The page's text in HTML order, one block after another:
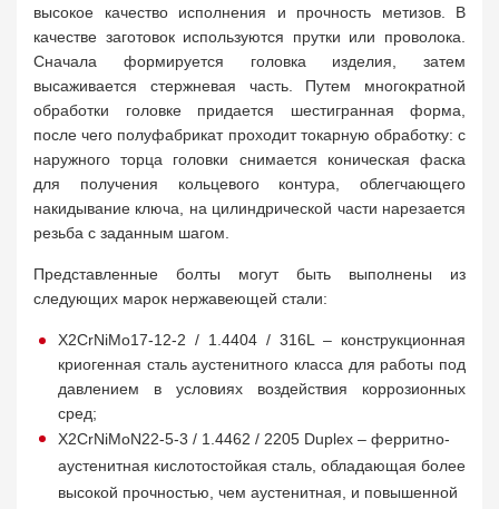
высокое качество исполнения и прочность метизов. В
качестве заготовок используются прутки или проволока.
Сначала формируется головка изделия, затем
высаживается стержневая часть. Путем многократной
обработки головке придается шестигранная форма,
после чего полуфабрикат проходит токарную обработку: с
наружного торца головки снимается коническая фаска
для получения кольцевого контура, облегчающего
накидывание ключа, на цилиндрической части нарезается
резьба с заданным шагом.
Представленные болты могут быть выполнены из
следующих марок нержавеющей стали:
X2CrNiMo17-12-2 / 1.4404 / 316L – конструкционная
криогенная сталь аустенитного класса для работы под
давлением в условиях воздействия коррозионных
сред;
X2CrNiMoN22-5-3 / 1.4462 / 2205 Duplex – ферритно-
аустенитная кислотостойкая сталь, обладающая более
высокой прочностью, чем аустенитная, и повышенной